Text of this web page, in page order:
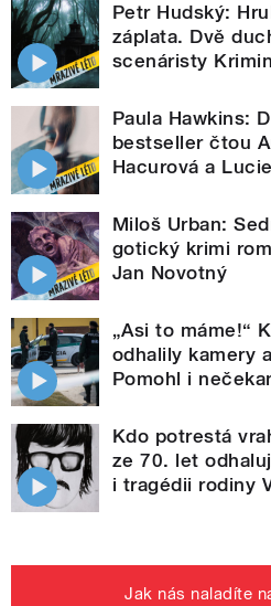
Petr Hudský:
záplata. Dvě
scenáristy
Paula Hawkins:
bestseller čtou
Hacurová a
Miloš Urban:
gotický krimi
Jan Novotný
„Asi to máme!“
odhalily kamery
Pomohl i
Kdo potrestá
ze 70. let
i tragédii rodiny
Jak nás naladíte